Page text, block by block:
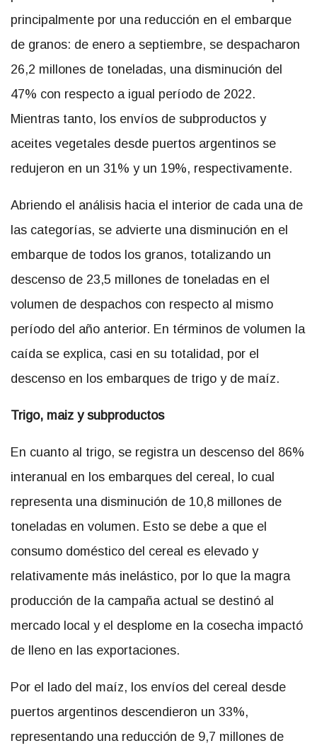
principalmente por una reducción en el embarque
de granos: de enero a septiembre, se despacharon
26,2 millones de toneladas, una disminución del
47% con respecto a igual período de 2022.
Mientras tanto, los envíos de subproductos y
aceites vegetales desde puertos argentinos se
redujeron en un 31% y un 19%, respectivamente.
Abriendo el análisis hacia el interior de cada una de
las categorías, se advierte una disminución en el
embarque de todos los granos, totalizando un
descenso de 23,5 millones de toneladas en el
volumen de despachos con respecto al mismo
período del año anterior. En términos de volumen la
caída se explica, casi en su totalidad, por el
descenso en los embarques de trigo y de maíz.
Trigo, maiz y subproductos
En cuanto al trigo, se registra un descenso del 86%
interanual en los embarques del cereal, lo cual
representa una disminución de 10,8 millones de
toneladas en volumen. Esto se debe a que el
consumo doméstico del cereal es elevado y
relativamente más inelástico, por lo que la magra
producción de la campaña actual se destinó al
mercado local y el desplome en la cosecha impactó
de lleno en las exportaciones.
Por el lado del maíz, los envíos del cereal desde
puertos argentinos descendieron un 33%,
representando una reducción de 9,7 millones de